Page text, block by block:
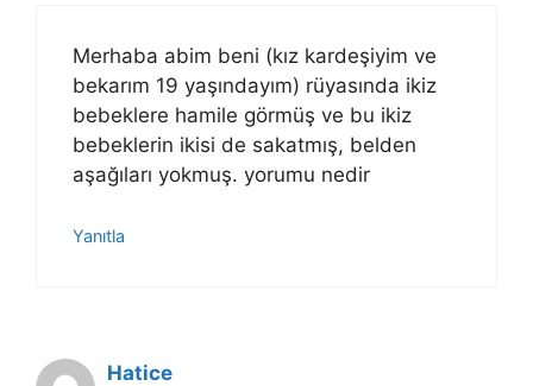
Merhaba abim beni (kız kardeşiyim ve
bekarım 19 yaşındayım) rüyasında ikiz
bebeklere hamile görmüş ve bu ikiz
bebeklerin ikisi de sakatmış, belden
aşağıları yokmuş. yorumu nedir
Yanıtla
Hatice